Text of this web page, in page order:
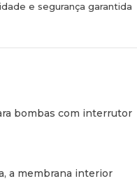
e segurança garantida
bombas com interrutor
a membrana interior